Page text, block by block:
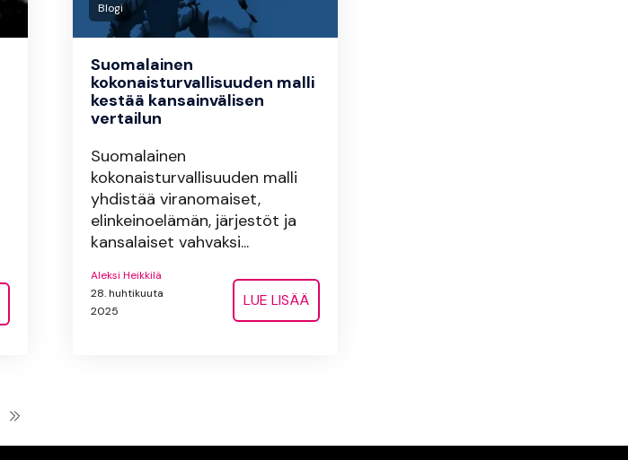
Blogi
Suomalainen
kokonaisturvallisuuden malli
kestää kansainvälisen
vertailun
Suomalainen
kokonaisturvallisuuden malli
yhdistää viranomaiset,
elinkeinoelämän, järjestöt ja
kansalaiset vahvaksi...
Aleksi Heikkilä
28. huhtikuuta
2025
LUE LISÄÄ